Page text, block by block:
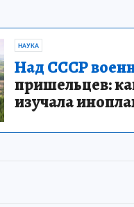
НАУКА
Над СССР
пришельцев:
изучала